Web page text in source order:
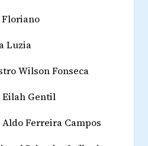
Floriano
Luzia
Wilson Fonseca
Eilah Gentil
Aldo Ferreira Campos